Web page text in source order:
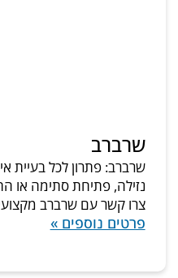
שרברב
שרברב: פתרון לכל בעיית
נזילה, פתיחת סתימה או
צרו קשר עם שרברב
פרטים נוספים »